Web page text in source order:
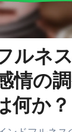
ルネ
情の
何か？